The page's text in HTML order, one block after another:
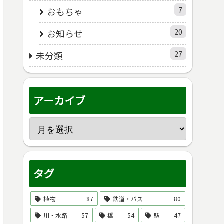
おもちゃ 7
お知らせ 20
未分類 27
アーカイブ
タグ
植物 87 鉄道・バス
80
川・水路
57 橋 54 駅 47